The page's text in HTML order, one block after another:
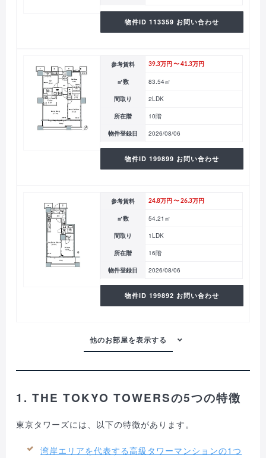
物件ID 113359 お問い合わせ
参考賃料 39.3万円 〜 41.3万円
㎡数 83.54㎡
間取り 2LDK
所在階 10階
物件登録日 2026/08/06
物件ID 199899 お問い合わせ
参考賃料 24.8万円 〜 26.3万円
㎡数 54.21㎡
間取り 1LDK
所在階 16階
物件登録日 2026/08/06
物件ID 199892 お問い合わせ
1. THE TOKYO TOWERSの5つの特徴
東京タワーズには、以下の特徴があります。
湾岸エリアを代表する高級タワーマンションの1つ